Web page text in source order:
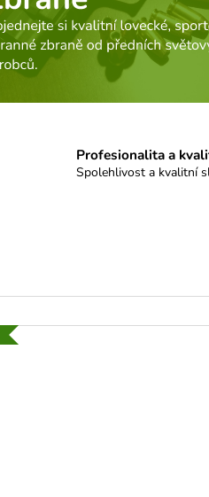
Profesionalita a
Spolehlivost a kvalitní